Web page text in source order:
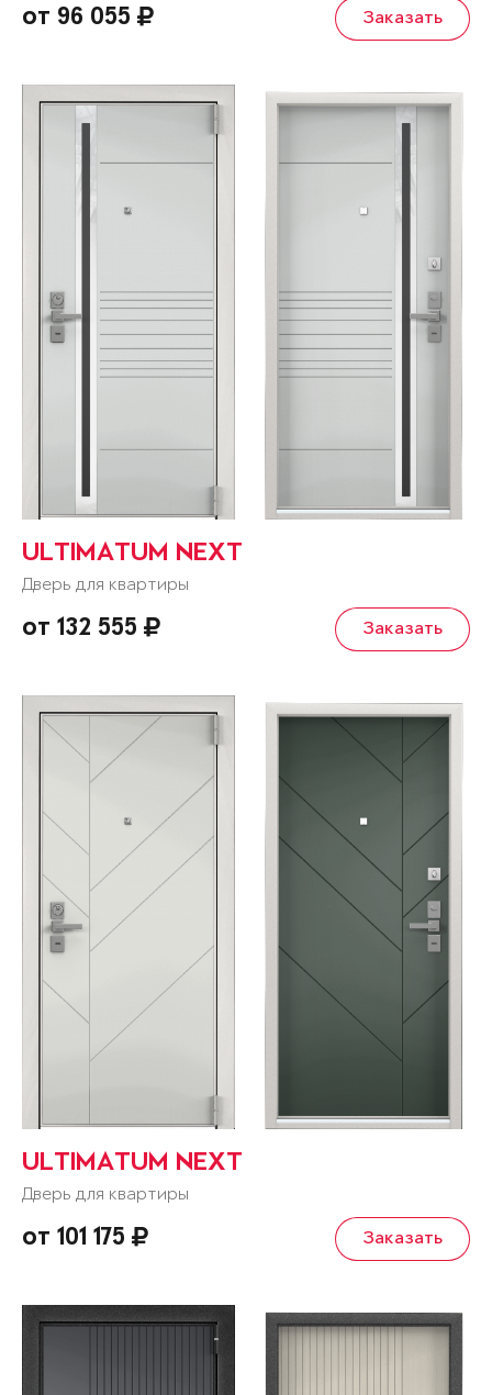
от 96 055 Заказать
ULTIMATUM NEXT
Дверь для квартиры
от 132 555 Заказать
ULTIMATUM NEXT
Дверь для квартиры
от 101 175 Заказать